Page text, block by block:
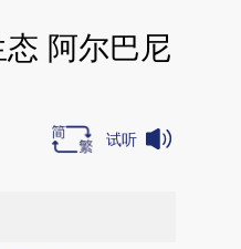
阿尔巴尼
试听